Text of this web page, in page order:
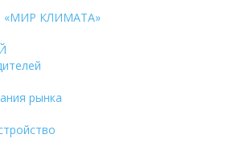
«МИР КЛИМАТА»
рынка